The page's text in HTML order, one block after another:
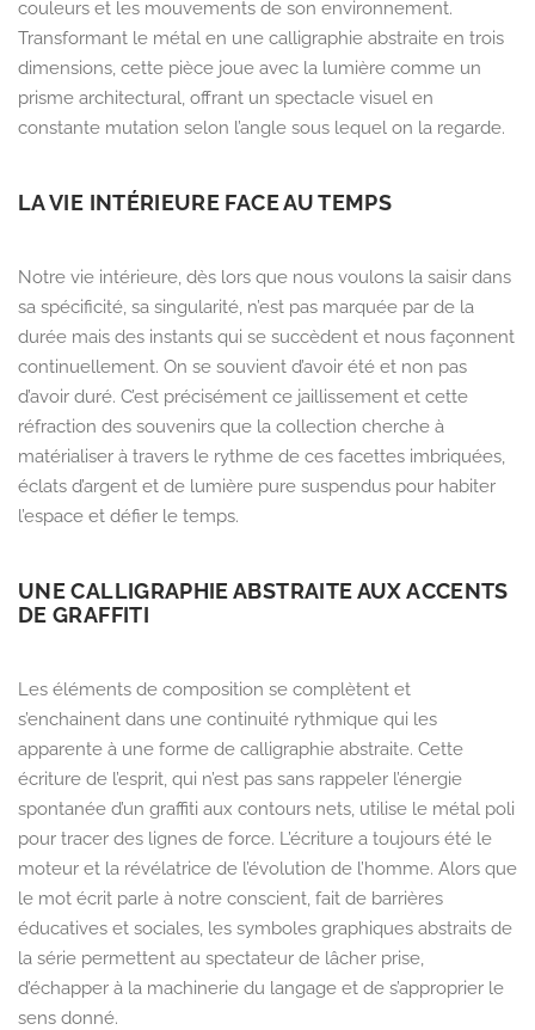
couleurs et les mouvements de son environnement.
Transformant le métal en une calligraphie abstraite en trois
dimensions, cette pièce joue avec la lumière comme un
prisme architectural, offrant un spectacle visuel en
constante mutation selon l’angle sous lequel on la regarde.
LA VIE INTÉRIEURE FACE AU TEMPS
Notre vie intérieure, dès lors que nous voulons la saisir dans
sa spécificité, sa singularité, n’est pas marquée par de la
durée mais des instants qui se succèdent et nous façonnent
continuellement. On se souvient d’avoir été et non pas
d’avoir duré. C’est précisément ce jaillissement et cette
réfraction des souvenirs que la collection cherche à
matérialiser à travers le rythme de ces facettes imbriquées,
éclats d’argent et de lumière pure suspendus pour habiter
l’espace et défier le temps.
UNE CALLIGRAPHIE ABSTRAITE AUX ACCENTS
DE GRAFFITI
Les éléments de composition se complètent et
s’enchainent dans une continuité rythmique qui les
apparente à une forme de calligraphie abstraite. Cette
écriture de l’esprit, qui n’est pas sans rappeler l’énergie
spontanée d’un graffiti aux contours nets, utilise le métal poli
pour tracer des lignes de force. L’écriture a toujours été le
moteur et la révélatrice de l’évolution de l’homme. Alors que
le mot écrit parle à notre conscient, fait de barrières
éducatives et sociales, les symboles graphiques abstraits de
la série permettent au spectateur de lâcher prise,
d’échapper à la machinerie du langage et de s’approprier le
sens donné.